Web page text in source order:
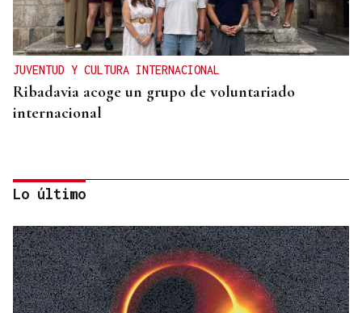
JUVENTUD Y CULTURA INTERNACIONAL
Ribadavia acoge un grupo de voluntariado
internacional
Lo último